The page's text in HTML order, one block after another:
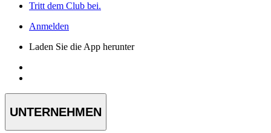
Tritt dem Club bei.
Anmelden
Laden Sie die App herunter
UNTERNEHMEN